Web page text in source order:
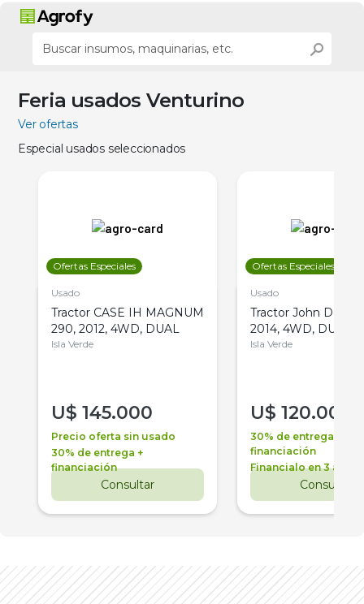
Feria usados Venturino
Ver ofertas
Especial usados seleccionados
Ofertas Especiales
Usado
Tractor CASE IH MAGNUM
290, 2012, 4WD, DUAL
Isla Verde
U$ 145.000
Precio oferta sin usado
30% de entrega +
financiación
Consultar
Ofertas Especiales
Usado
Tractor John Deere
2014, 4WD, DUAL
Isla Verde
U$ 120.000
30% de entrega +
financiación
Financialo en 3 años
Consultar